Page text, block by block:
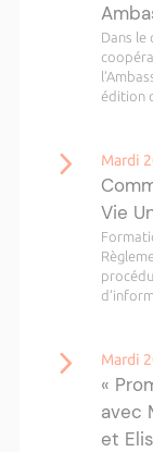
Dans le
édition
Mardi
Vie
Mardi
«
avec
et